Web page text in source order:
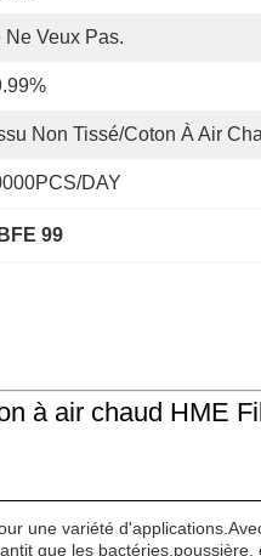
Ne Veux Pas.
Non Tissé/coton À Air
DAY
BFE 99
à air chaud HME
une variété
que les bactéries,poussière,